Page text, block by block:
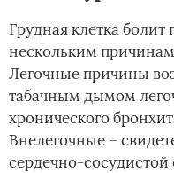
Грудная клетка болит
нескольким
Легочные причины
табачным дымом
хронического
Внелегочные –
сердечно-